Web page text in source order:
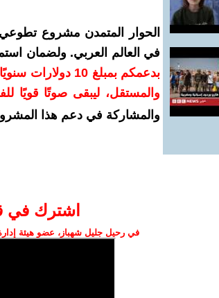
الحوار المتمدن مشروع تطوعي
في العالم العربي. ولضمان
بدعمكم بمبلغ
والمستقل، ليبقى صوتًا قويًا
والمشاركة في دعم هذا
اشترك في
في رحيل جليل شهباز، عضو هيئة